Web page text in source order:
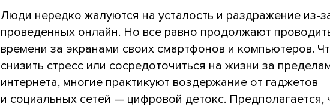
Люди нередко жалуются на усталость и раздражение из-
проведенных онлайн. Но все равно продолжают
времени за экранами своих смартфонов и компьютеров.
снизить стресс или сосредоточиться на жизни за
интернета, многие практикуют воздержание от гаджетов
и социальных сетей — цифровой детокс. Предполагается,